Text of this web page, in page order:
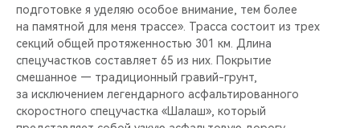
подготовке я уделяю особое внимание, тем более
на памятной для меня трассе». Трасса состоит из трех
секций общей протяженностью 301 км. Длина
спецучастков составляет 65 из них. Покрытие
смешанное — традиционный гравий-грунт,
за исключением легендарного асфальтированного
скоростного спецучастка «Шалаш», который